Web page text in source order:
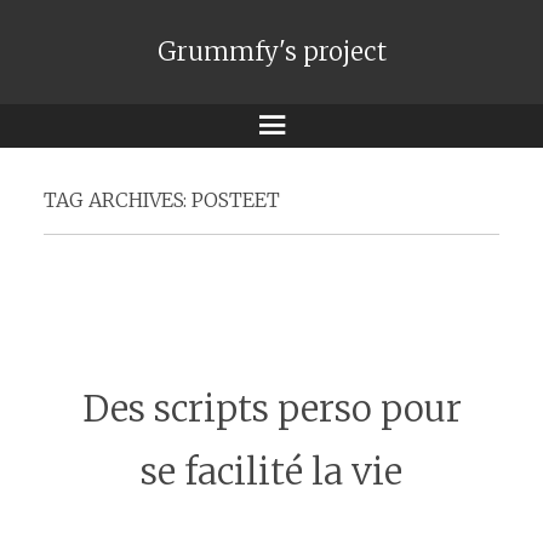
Grummfy's project
Menu
TAG ARCHIVES: POSTEET
Des scripts perso pour
se facilité la vie